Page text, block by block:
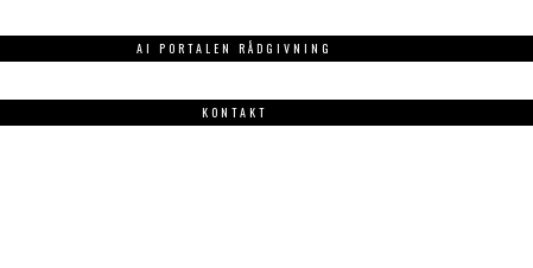
AI PORTALEN RÅDGIVNING
KONTAKT